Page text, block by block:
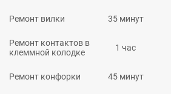
Ремонт вилки 35 минут
Ремонт контактов в
клеммной колодке
1 час
Ремонт конфорки 45 минут